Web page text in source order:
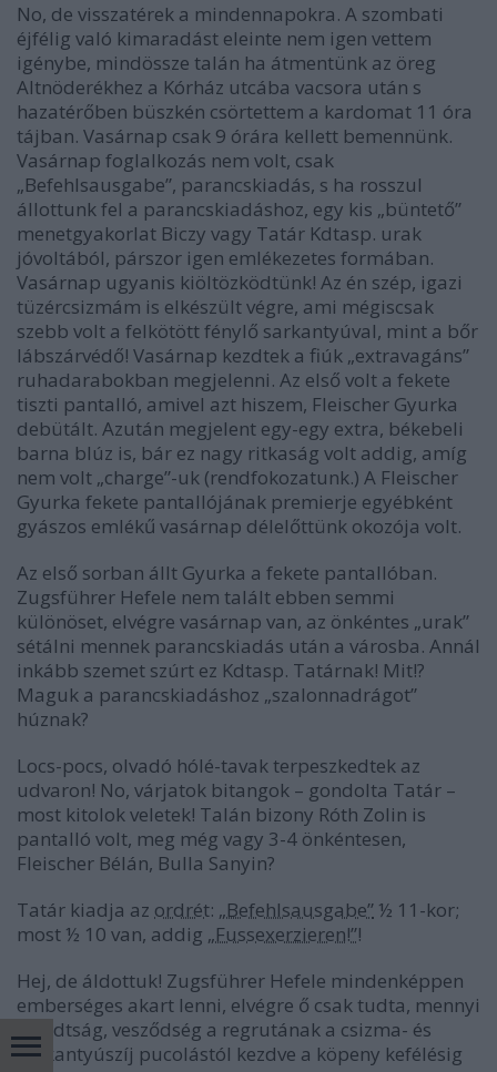
No, de visszatérek a mindennapokra. A szombati
éjfélig való kimaradást eleinte nem igen vettem
igénybe, mindössze talán ha átmentünk az öreg
Altnöderékhez a Kórház utcába vacsora után s
hazatérőben büszkén csörtettem a kardomat 11 óra
tájban. Vasárnap csak 9 órára kellett bemennünk.
Vasárnap foglalkozás nem volt, csak
„Befehlsausgabe”, parancskiadás, s ha rosszul
állottunk fel a parancskiadáshoz, egy kis „büntető”
menetgyakorlat Biczy vagy Tatár Kdtasp. urak
jóvoltából, párszor igen emlékezetes formában.
Vasárnap ugyanis kiöltözködtünk! Az én szép, igazi
tüzércsizmám is elkészült végre, ami mégiscsak
szebb volt a felkötött fénylő sarkantyúval, mint a bőr
lábszárvédő! Vasárnap kezdtek a fiúk „extravagáns”
ruhadarabokban megjelenni. Az első volt a fekete
tiszti pantalló, amivel azt hiszem, Fleischer Gyurka
debütált. Azután megjelent egy-egy extra, békebeli
barna blúz is, bár ez nagy ritkaság volt addig, amíg
nem volt „charge”-uk (rendfokozatunk.) A Fleischer
Gyurka fekete pantallójának premierje egyébként
gyászos emlékű vasárnap délelőttünk okozója volt.
Az első sorban állt Gyurka a fekete pantallóban.
Zugsführer Hefele nem talált ebben semmi
különöset, elvégre vasárnap van, az önkéntes „urak”
sétálni mennek parancskiadás után a városba. Annál
inkább szemet szúrt ez Kdtasp. Tatárnak! Mit!?
Maguk a parancskiadáshoz „szalonnadrágot”
húznak?
Locs-pocs, olvadó hólé-tavak terpeszkedtek az
udvaron! No, várjatok bitangok – gondolta Tatár –
most kitolok veletek! Talán bizony Róth Zolin is
pantalló volt, meg még vagy 3-4 önkéntesen,
Fleischer Bélán, Bulla Sanyin?
Tatár kiadja az ordrét: „Befehlsausgabe” ½ 11-kor;
most ½ 10 van, addig „Fussexerzieren!”!
Hej, de áldottuk! Zugsführer Hefele mindenképpen
emberséges akart lenni, elvégre ő csak tudta, mennyi
fáradtság, vesződség a regrutának a csizma- és
sarkantyúszíj pucolástól kezdve a köpeny kefélésig